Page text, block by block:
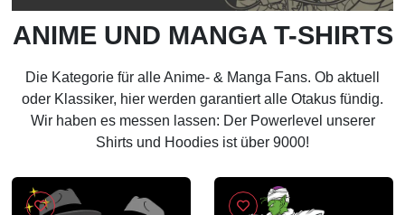
ANIME UND MANGA T-SHIRTS
Die Kategorie für alle Anime- & Manga Fans. Ob aktuell
oder Klassiker, hier werden garantiert alle Otakus fündig.
Wir haben es messen lassen: Der Powerlevel unserer
Shirts und Hoodies ist über 9000!